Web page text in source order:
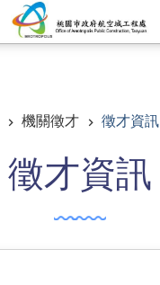
機關徵才 徵才資訊
徵才資訊